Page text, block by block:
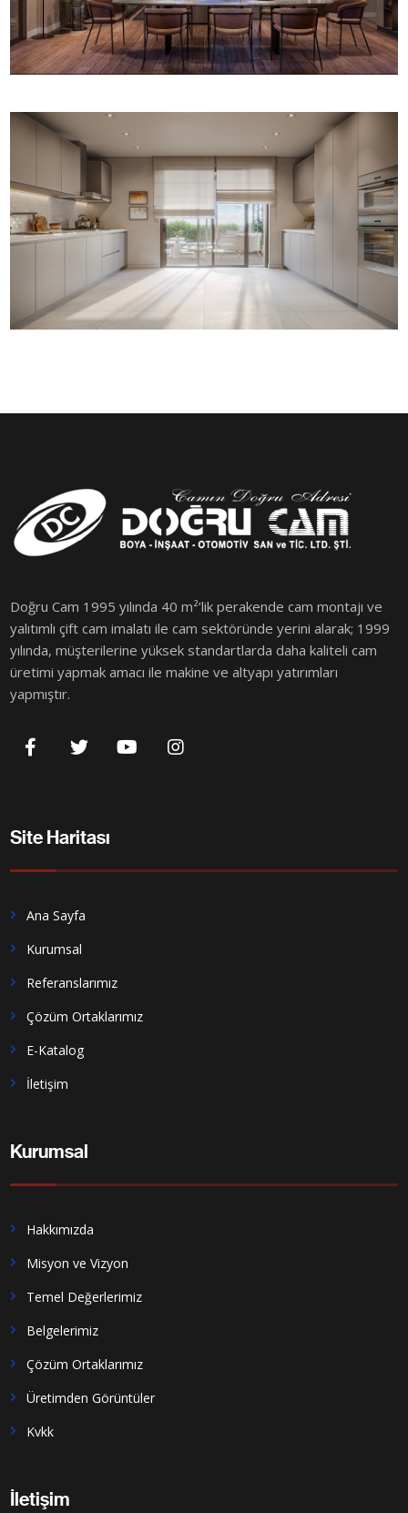
Doğru Cam 1995 yılında 40 m²’lik perakende cam montajı ve
yalıtımlı çift cam imalatı ile cam sektöründe yerini alarak; 1999
yılında, müşterilerine yüksek standartlarda daha kaliteli cam
üretimi yapmak amacı ile makine ve altyapı yatırımları
yapmıştır.
Site Haritası
Ana Sayfa
Kurumsal
Referanslarımız
Çözüm Ortaklarımız
E-Katalog
İletişim
Kurumsal
Hakkımızda
Misyon ve Vizyon
Temel Değerlerimiz
Belgelerimiz
Çözüm Ortaklarımız
Üretimden Görüntüler
Kvkk
İletişim